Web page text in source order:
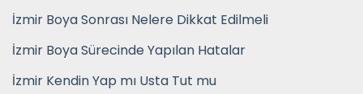
İzmir Boya Sonrası Nelere Dikkat Edilmeli
İzmir Boya Sürecinde Yapılan Hatalar
İzmir Kendin Yap mı Usta Tut mu